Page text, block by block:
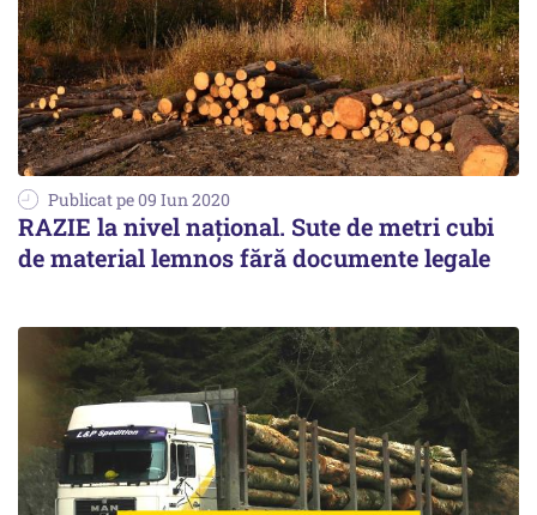
Publicat pe 09 Iun 2020
RAZIE la nivel național. Sute de metri cubi
de material lemnos fără documente legale